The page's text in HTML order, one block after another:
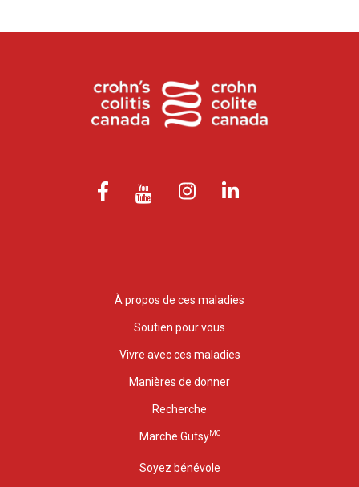
À propos de ces maladies
Soutien pour vous
Vivre avec ces maladies
Manières de donner
Recherche
Marche GutsyMC
Soyez bénévole